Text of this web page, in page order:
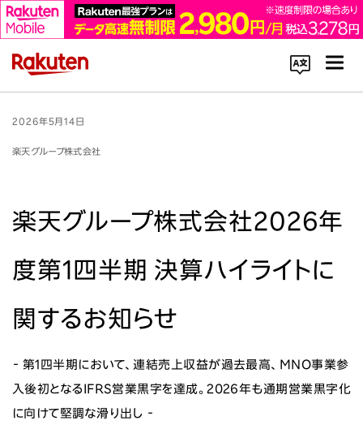
コーポレートサイト内を検索
Rakuten Innovation
投資家情報
2026年5月14日
楽天グループ株式会社
楽天グループ株式会社2026年
度第1四半期 決算ハイライトに
関するお知らせ
‐ 第1四半期において、連結売上収益が過去最高、MNO事業参
入後初となるIFRS営業黒字を達成。2026年も通期営業黒字化
に向けて堅調な滑り出し ‐